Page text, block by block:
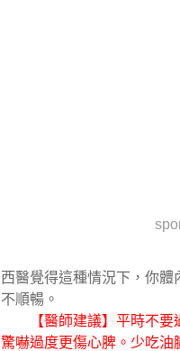
西醫覺得這種情況下，你
不順暢。
【醫師建議】平時不
驚嚇過度更傷心脾。少吃